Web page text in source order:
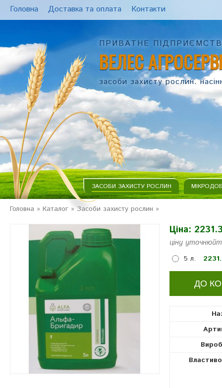
ПРИВАТНЕ
ВЕЛЕС
засоби захисту рослин.
Головна Доставка та оплата Контакти
ЗАСОБИ ЗАХИСТУ РОСЛИН
Головна » Каталог » Засоби захисту рослин »
Ціна:
ціну
5 л.